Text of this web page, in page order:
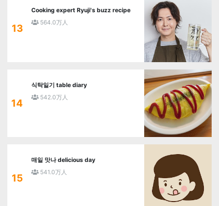
13
Cooking expert Ryuji's buzz recipe
564.0万人
14
식탁일기 table diary
542.0万人
15
매일 맛나 delicious day
541.0万人